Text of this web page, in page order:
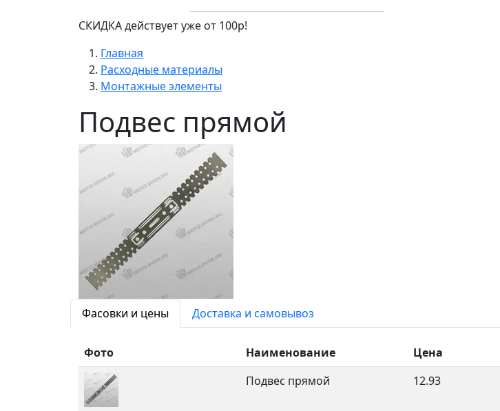
СКИДКА действует уже от 100р!
Главная
Расходные материалы
Монтажные элементы
Подвес прямой
Фасовки и цены Доставка и самовывоз
Фото Наименование Цена
Подвес прямой
12.93